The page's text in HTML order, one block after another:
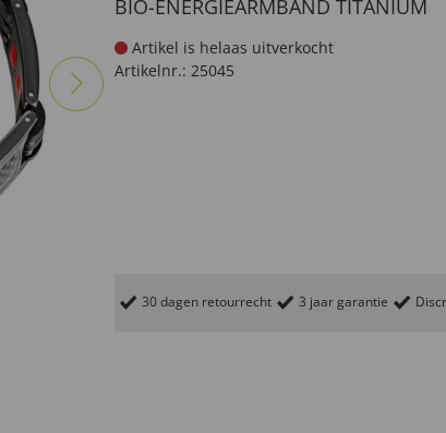
BIO-ENERGIEARMBAND TITANIUM
Artikel is helaas uitverkocht
Artikelnr.: 25045
30 dagen retourrecht 3 jaar garantie